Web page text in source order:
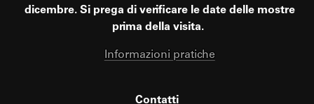
dicembre. Si prega di verificare le date delle mostre
prima della visita.
Informazioni pratiche
Contatti